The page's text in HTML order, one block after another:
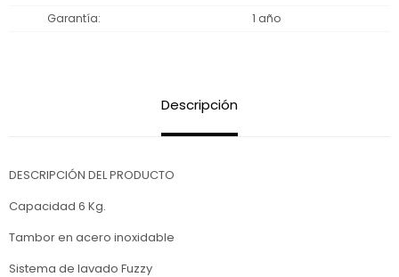
Garantía 1 año
Descripción
DESCRIPCIÓN DEL PRODUCTO
Capacidad 6 Kg.
Tambor en acero inoxidable
Sistema de lavado Fuzzy